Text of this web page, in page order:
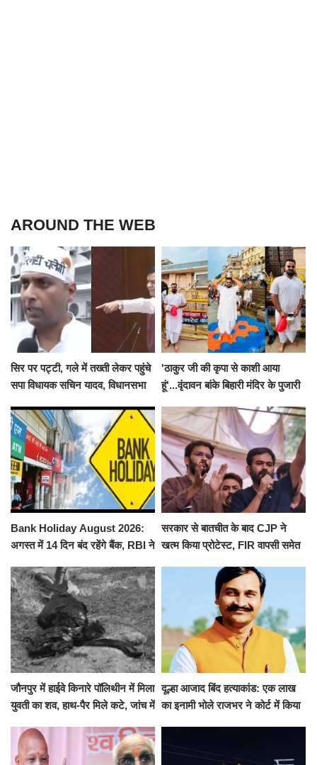
AROUND THE WEB
सिर पर पट्टी, गले में तख्ती लेकर पहुंचे
सपा विधायक सचिन यादव, विधानसभा
निलंबित
'ठाकुर जी की कृपा से काशी आया
हूं'...वृंदावन बांके बिहारी मंदिर के पुजारी
जलाभिषेक
Bank Holiday August 2026:
अगस्त में 14 दिन बंद रहेंगे बैंक, RBI ने
सरकार से बातचीत के बाद CJP ने
खत्म किया प्रोटेस्ट, FIR वापसी समेत
जौनपुर में हाईवे किनारे पॉलिथीन में मिला
युवती का शव, हाथ-पैर मिले कटे, जांच में
दूल्हा आजाद बिंद हत्याकांड: एक लाख
का इनामी भोले राजभर ने कोर्ट में किया